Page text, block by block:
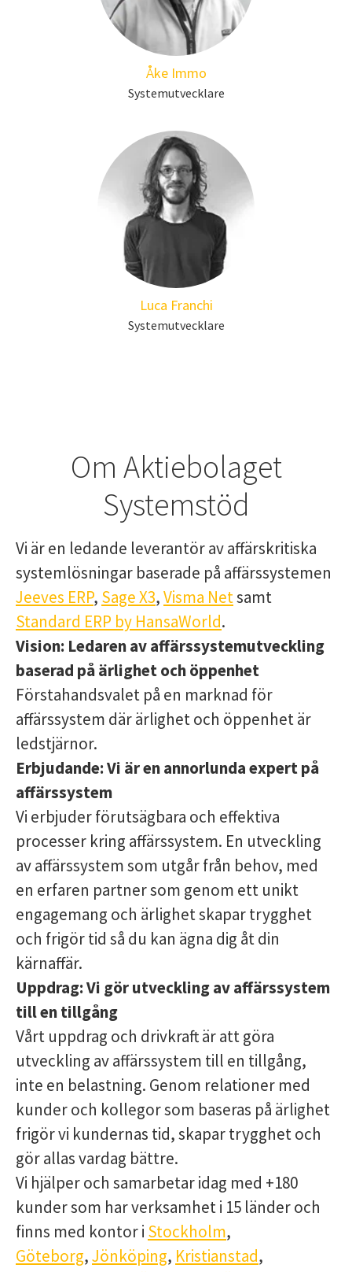
Åke Immo
Systemutvecklare
Luca Franchi
Systemutvecklare
Om Aktiebolaget
Systemstöd
Vi är en ledande leverantör av affärskritiska
systemlösningar baserade på affärssystemen
Jeeves ERP, Sage X3,Visma Netsamt
Standard ERP by HansaWorld.
Vision: Ledaren av affärssystemutveckling
baserad på ärlighet och öppenhet
Förstahandsvalet på en marknad för
affärssystem där ärlighet och öppenhet är
ledstjärnor.
Erbjudande:Vi är en annorlunda expert på
affärssystem
Vi erbjuder förutsägbara och effektiva
processer kring affärssystem. En utveckling
av affärssystem som utgår från behov, med
en erfaren partner som genom ett unikt
engagemang och ärlighet skapar trygghet
och frigör tid så du kan ägna dig åt din
kärnaffär.
Uppdrag:Vi gör utveckling av affärssystem
till en tillgång
Vårt uppdrag och drivkraft är att göra
utveckling av affärssystem till en tillgång,
inte en belastning. Genom relationer med
kunder och kollegor som baseras på ärlighet
frigör vi kundernas tid, skapar trygghet och
gör allas vardag bättre.
Vi hjälper och samarbetar idag med +180
kunder som har verksamhet i 15 länder och
finns med kontor i Stockholm,
Göteborg,Jönköping, Kristianstad,